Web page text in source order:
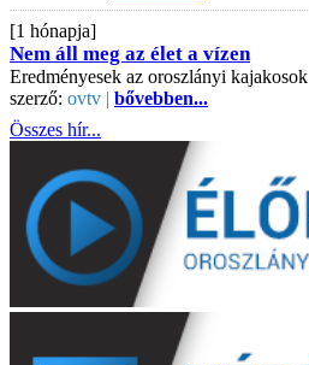
[1 hónapja]
Nem áll meg az élet a vízen
Eredményesek az oroszlányi kajakosok
szerző: ovtv | bővebben...
Összes hír...